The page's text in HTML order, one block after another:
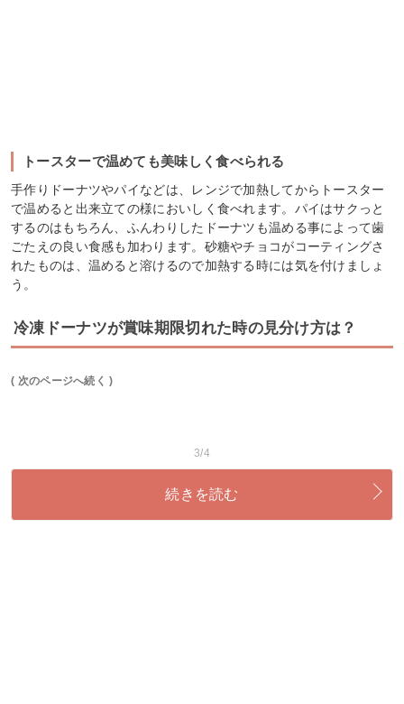
トースターで温めても美味しく食べられる
手作りドーナツやパイなどは、レンジで加熱してからトースター
で温めると出来立ての様においしく食べれます。パイはサクっと
するのはもちろん、ふんわりしたドーナツも温める事によって歯
ごたえの良い食感も加わります。砂糖やチョコがコーティングさ
れたものは、温めると溶けるので加熱する時には気を付けましょ
う。
冷凍ドーナツが賞味期限切れた時の見分け方は？
( 次のページへ続く )
3/4
続きを読む